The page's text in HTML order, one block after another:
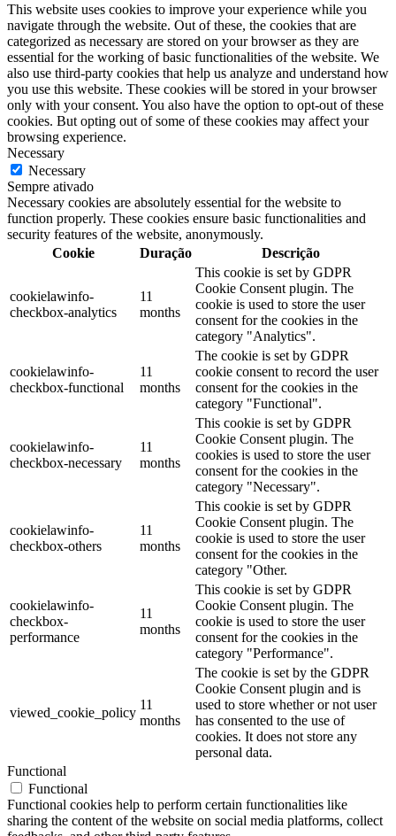
This website uses cookies to improve your experience while you
navigate through the website. Out of these, the cookies that are
categorized as necessary are stored on your browser as they are
essential for the working of basic functionalities of the website. We
also use third-party cookies that help us analyze and understand how
you use this website. These cookies will be stored in your browser
only with your consent. You also have the option to opt-out of these
cookies. But opting out of some of these cookies may affect your
browsing experience.
Necessary
Necessary
Sempre ativado
Necessary cookies are absolutely essential for the website to
function properly. These cookies ensure basic functionalities and
security features of the website, anonymously.
Cookie
Duração Descrição
cookielawinfo-
checkbox-analytics
11
months
This cookie is set by GDPR
Cookie Consent plugin. The
cookie is used to store the user
consent for the cookies in the
category "Analytics".
cookielawinfo-
checkbox-functional
11
months
The cookie is set by GDPR
cookie consent to record the user
consent for the cookies in the
category "Functional".
cookielawinfo-
checkbox-necessary
11
months
This cookie is set by GDPR
Cookie Consent plugin. The
cookies is used to store the user
consent for the cookies in the
category "Necessary".
cookielawinfo-
checkbox-others
11
months
This cookie is set by GDPR
Cookie Consent plugin. The
cookie is used to store the user
consent for the cookies in the
category "Other.
cookielawinfo-
checkbox-
performance
11
months
This cookie is set by GDPR
Cookie Consent plugin. The
cookie is used to store the user
consent for the cookies in the
category "Performance".
viewed_cookie_policy
11
months
The cookie is set by the GDPR
Cookie Consent plugin and is
used to store whether or not user
has consented to the use of
cookies. It does not store any
personal data.
Functional
Functional
Functional cookies help to perform certain functionalities like
sharing the content of the website on social media platforms, collect